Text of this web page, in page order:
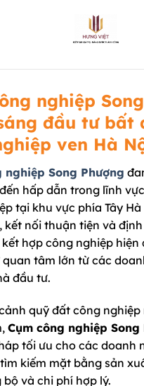
nghiệp
đầu tư bất
ven Hà
nghiệp Song Phượng
hấp dẫn trong lĩnh
tại khu vực phía Tây
kết nối thuận tiện và
hợp công nghiệp hiện
tâm lớn từ các
đầu tư.
quỹ đất công
Cụm công nghiệp Song
tối ưu cho các doanh
kiếm mặt bằng sản
và chi phí hợp lý.